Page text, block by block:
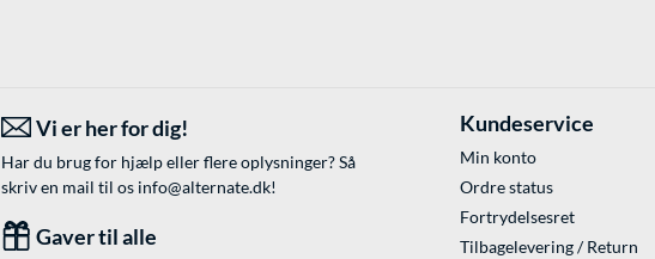
Vi er her for dig!
Har du brug for hjælp eller flere oplysninger? Så
skriv en mail til os info@alternate.dk!
Gaver til alle
Kundeservice
Min konto
Ordre status
Fortrydelsesret
Tilbagelevering / Return